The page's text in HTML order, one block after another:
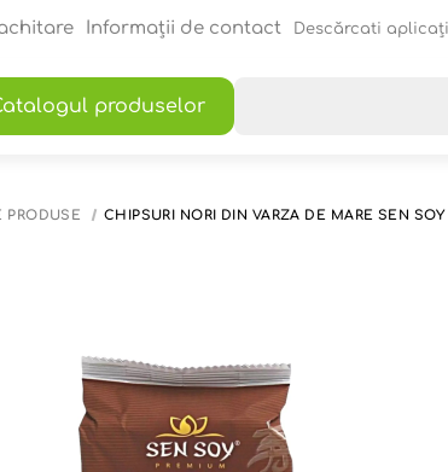
Informații de contact Descărcati
produselor
PRODUSE CHIPSURI NORI DIN VARZA DE MARE SEN SOY